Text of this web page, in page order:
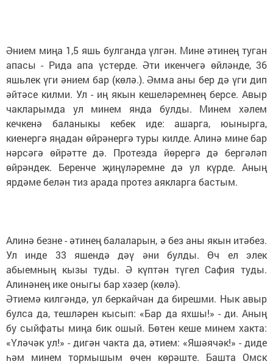
Әнием миңа 1,5 яшь булганда үлгән. Мине әтинең туган
апасы - Рида апа үстерде. Әти икенчегә өйләнде, 36
яшьлек үги әнием бар (көлә.). Әмма аны бер дә үги дип
әйтәсе килми. Ул - иң якын кешеләремнең берсе. Авыр
чакларымда ул минем янда булды. Минем хәлем
кечкенә баланыкы кебек иде: ашарга, юынырга,
киенергә яңадан өйрәнергә туры килде. Алинә мине бар
нәрсәгә өйрәтте дә. Протезда йөрергә дә бергәләп
өйрәндек. Беренче җиңүләремне дә ул күрде. Аның
ярдәме белән тиз арада протез аякларга бастым.
Алинә безне - әтинең балаларын, ә без аны якын итәбез.
Ул инде 33 яшендә дәү әни булды. Өч ел элек
абыемның кызы туды. Ә күптән түгел Сафия туды.
Алинәнең ике оныгы бар хәзер (көлә).
Әтиемә килгәндә, ул беркайчан да бирешми. Нык авыр
булса да, тешләрен кысып: «Бар да яхшы!» - ди. Аның
бу сыйфаты миңа бик ошый. Бөтен кеше минем хакта:
«Үләчәк ул!» - дигән чакта да, әтием: «Яшәячәк!» - диде
һәм минем тормышым өчен көрәште. Башта Омск